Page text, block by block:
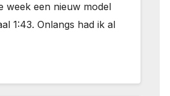
week een nieuw model
1:43. Onlangs had ik al